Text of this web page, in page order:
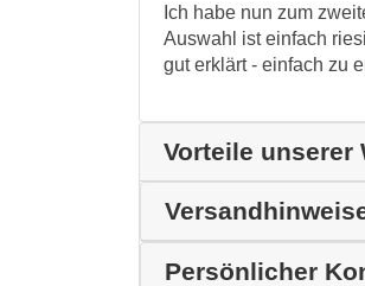
Ich habe nun zum
Auswahl ist einfach
gut erklärt - einfach zu
Vorteile unserer
Persönlicher